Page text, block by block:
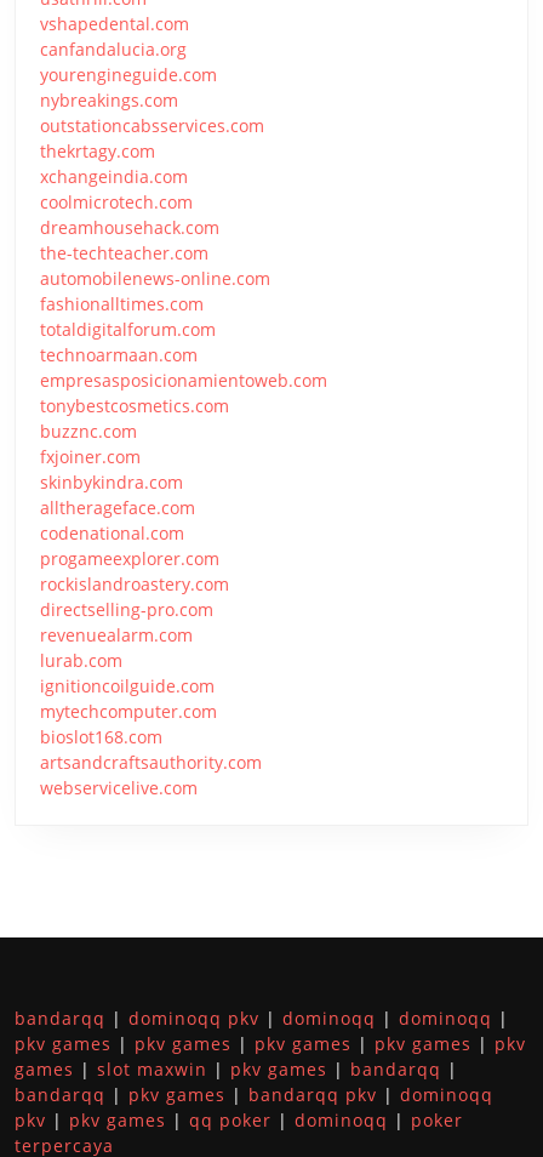
vshapedental.com
canfandalucia.org
yourengineguide.com
nybreakings.com
outstationcabsservices.com
thekrtagy.com
xchangeindia.com
coolmicrotech.com
dreamhousehack.com
the-techteacher.com
automobilenews-online.com
fashionalltimes.com
totaldigitalforum.com
technoarmaan.com
empresasposicionamientoweb.com
tonybestcosmetics.com
buzznc.com
fxjoiner.com
skinbykindra.com
alltherageface.com
codenational.com
progameexplorer.com
rockislandroastery.com
directselling-pro.com
revenuealarm.com
lurab.com
ignitioncoilguide.com
mytechcomputer.com
bioslot168.com
artsandcraftsauthority.com
webservicelive.com
bandarqq | dominoqq pkv | dominoqq | dominoqq |
pkv games | pkv games | pkv games | pkv games | pkv
games | slot maxwin | pkv games | bandarqq |
bandarqq | pkv games | bandarqq pkv | dominoqq
pkv | pkv games | qq poker | dominoqq | poker
terpercaya